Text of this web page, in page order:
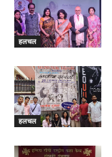
हलचल
हलचल